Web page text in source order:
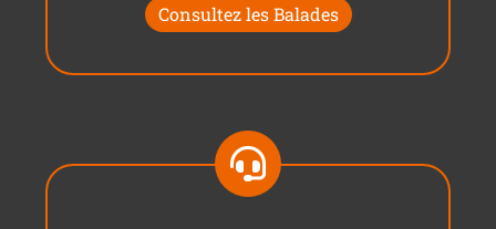
Consultez les Balades